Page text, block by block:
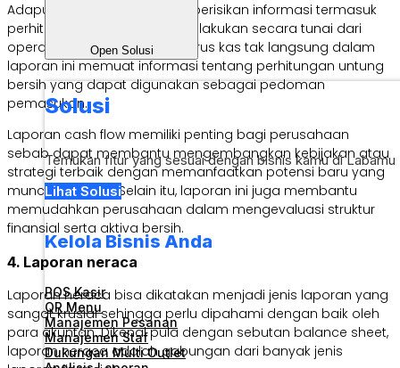
Open Solusi
Solusi
Temukan fitur yang sesuai dengan bisnis kamu di Labamu
Lihat Solusi
Kelola Bisnis Anda
POS Kasir
QR Menu
Manajemen Pesanan
Manajemen Staf
Dukungan Multi Outlet
Adapun, cash flow langsung berisikan informasi termasuk
perhitungan transaksi yang dilakukan secara tunai dari
operasional. Sementara itu, arus kas tak langsung dalam
laporan ini memuat informasi tentang perhitungan untung
bersih yang dapat digunakan sebagai pedoman
pemasukan.
Laporan cash flow memiliki penting bagi perusahaan
sebab dapat membantu mengembangkan kebijakan atau
strategi terbaik dengan memanfaatkan potensi baru yang
muncul di pasar. Selain itu, laporan ini juga membantu
memudahkan perusahaan dalam mengevaluasi struktur
finansial serta aktiva bersih.
4. Laporan neraca
Laporan neraca bisa dikatakan menjadi jenis laporan yang
sangat krusial sehingga perlu dipahami dengan baik oleh
para akuntan. Dikenal pula dengan sebutan balance sheet,
laporan neraca adalah gabungan dari banyak jenis